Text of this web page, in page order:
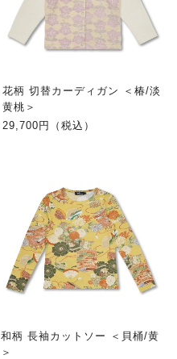
花柄 切替カーディガン ＜椿/淡
黄桃＞
29,700円（税込）
和柄 長袖カットソー ＜貝桶/黄
＞